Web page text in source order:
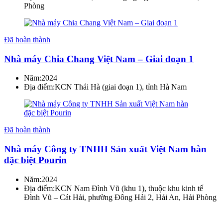
Phòng
Đã hoàn thành
Nhà máy Chia Chang Việt Nam – Giai đoạn 1
Năm:2024
Địa điểm:KCN Thái Hà (giai đoạn 1), tỉnh Hà Nam
Đã hoàn thành
Nhà máy Công ty TNHH Sản xuất Việt Nam hàn
đặc biệt Pourin
Năm:2024
Địa điểm:KCN Nam Đình Vũ (khu 1), thuộc khu kinh tế
Đình Vũ – Cát Hải, phường Đông Hải 2, Hải An, Hải Phòng